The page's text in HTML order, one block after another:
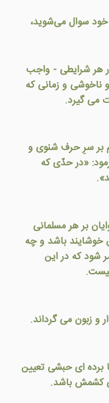
خود سوال می‌شوید،
هر شرايطی - واجب
و زمانی که
می گيرد.
بر سرِ حرف شنوی و
«در حدّی که
بر هر مسلمانی
باشد و چه
شود که در اين
و زبون می گرداند.
برده ای حبشی تعيين
کشمش باشد.